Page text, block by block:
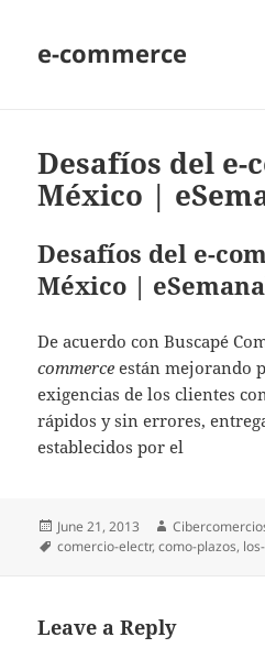
e-commerce
Desafíos del e-
México |
Desafíos del e-
México |
De acuerdo con Buscapé
commerce están mejorando
exigencias de los clientes
rápidos y sin errores,
establecidos por el
Posted
on
June 21, 2013 Author
Tags
comercio-electr,como-plazos,
Leave a Reply